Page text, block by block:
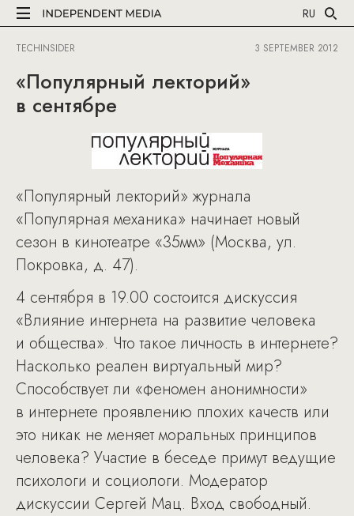
RU
TECHINSIDER 3 SEPTEMBER 2012
«Популярный лекторий»
в сентябре
«Популярный лекторий» журнала
«Популярная механика» начинает новый
сезон в кинотеатре «35мм» (Москва, ул.
Покровка, д. 47).
4 сентября в 19.00 состоится дискуссия
«Влияние интернета на развитие человека
и общества». Что такое личность в интернете?
Насколько реален виртуальный мир?
Способствует ли «феномен анонимности»
в интернете проявлению плохих качеств или
это никак не меняет моральных принципов
человека? Участие в беседе примут ведущие
психологи и социологи. Модератор
дискуссии Сергей Мац. Вход свободный.